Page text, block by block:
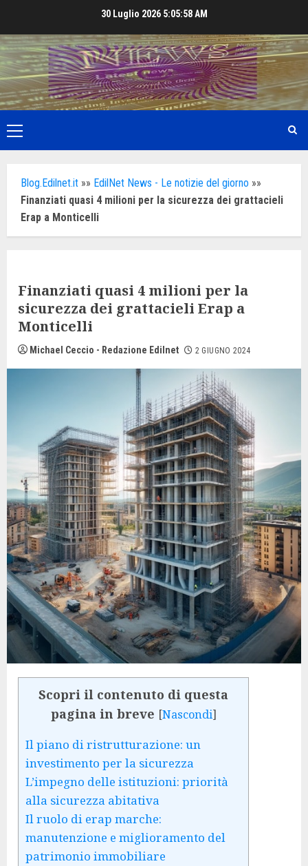
content
30 Luglio 2026 5:06:00 AM
Primary
Menu
Blog.Edilnet.it »» EdilNet News - Le notizie del giorno »»
Finanziati quasi 4 milioni per la sicurezza dei grattacieli
Erap a Monticelli
Finanziati quasi 4 milioni per la
sicurezza dei grattacieli Erap a
Monticelli
Michael Ceccio - Redazione Edilnet 2 GIUGNO 2024
Scopri il contenuto di questa
pagina in breve [Nascondi]
Il piano di ristrutturazione: un
investimento per la sicurezza
L’impegno delle istituzioni: priorità
alla sicurezza abitativa
Il ruolo di erap marche:
manutenzione e miglioramento del
patrimonio immobiliare